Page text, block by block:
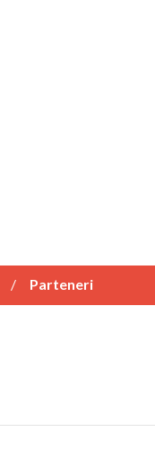
Parteneri